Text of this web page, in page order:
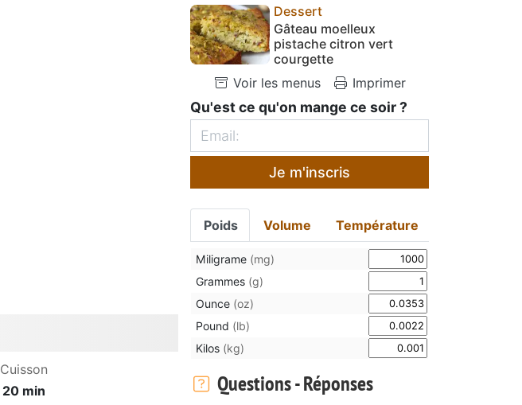
Cuisson
20 min
Dessert
Gâteau moelleux
pistache citron vert
courgette
Voir les menus
Imprimer
Qu'est ce qu'on mange ce soir ?
Je m'inscris
Poids Volume Température
Miligrame (mg)
Grammes (g)
Ounce (oz)
Pound (lb)
Kilos (kg)
Questions - Réponses